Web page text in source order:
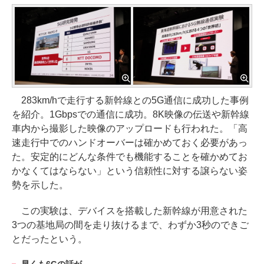
283km/hで走行する新幹線との5G通信に成功した事例
を紹介。1Gbpsでの通信に成功。8K映像の伝送や新幹線
車内から撮影した映像のアップロードも行われた。「高
速走行中でのハンドオーバーは確かめておく必要があっ
た。安定的にどんな条件でも機能することを確かめてお
かなくてはならない」という信頼性に対する譲らない姿
勢を示した。
この実験は、デバイスを搭載した新幹線が用意された
3つの基地局の間を走り抜けるまで、わずか3秒のできご
とだったという。